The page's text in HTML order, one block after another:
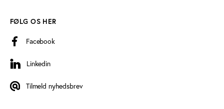
FØLG OS HER
Facebook
Linkedin
Linkedin
Tilmeld nyhedsbrev
Tilmeld nyhedsbrev